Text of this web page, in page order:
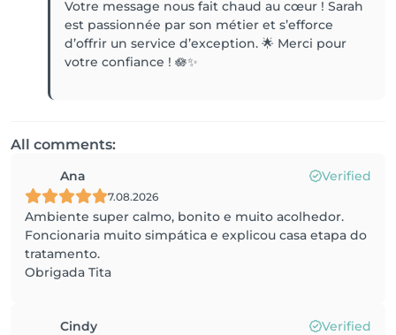
Votre message nous fait chaud au cœur ! Sarah
est passionnée par son métier et s’efforce
d’offrir un service d’exception. 🌟 Merci pour
votre confiance ! 🪷✨
All comments:
Ana Verified
7.08.2026
Ambiente super calmo, bonito e muito acolhedor.
Foncionaria muito simpática e explicou casa etapa do
tratamento.
Obrigada Tita
Cindy Verified